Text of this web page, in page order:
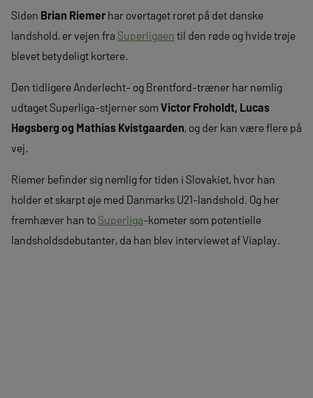
Siden Brian Riemer har overtaget roret på det danske
landshold, er vejen fra Superligaen til den røde og hvide trøje
blevet betydeligt kortere.
Den tidligere Anderlecht- og Brentford-træner har nemlig
udtaget Superliga-stjerner som Victor Froholdt, Lucas
Høgsberg og Mathias Kvistgaarden, og der kan være flere på
vej.
Riemer befinder sig nemlig for tiden i Slovakiet, hvor han
holder et skarpt øje med Danmarks U21-landshold. Og her
fremhæver han toSuperliga-kometer som potentielle
landsholdsdebutanter, da han blev interviewet af Viaplay.